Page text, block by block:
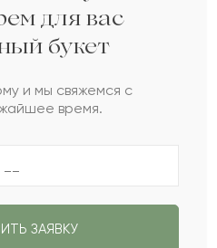
2022-08-27
для вас
букет
и мы свяжемся с
время.
ЗАЯВКУ